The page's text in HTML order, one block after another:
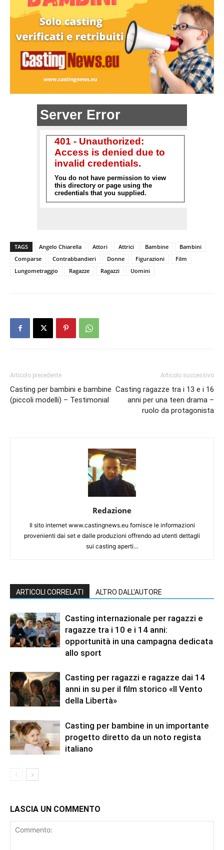
TAGS Angelo Chiarella Attori Attrici Bambine
Bambini
Comparse
Contrabbandieri Donne Figurazioni
Film
Lungometraggio
Ragazze Ragazzi Uomini
Articolo precedente
Casting per bambini e bambine
(piccoli modelli) – Testimonial
Articolo successivo
Casting ragazze tra i 13 e i 16
anni per una teen drama –
ruolo da protagonista
Redazione
Il sito internet www.castingnews.eu fornisce le informazioni
provenienti dai set e dalle produzioni offrendo ad utenti dettagli
sui casting aperti…
ARTICOLI CORRELATI ALTRO DALL'AUTORE
Casting internazionale per ragazzi e
ragazze tra i 10 e i 14 anni:
opportunità in una campagna dedicata
allo sport
Casting per ragazzi e ragazze dai 14
anni in su per il film storico «Il Vento
della Libertà»
Casting per bambine in un importante
progetto diretto da un noto regista
italiano
LASCIA UN COMMENTO